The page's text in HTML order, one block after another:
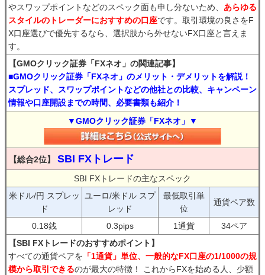
やスワップポイントなどのスペック面も申し分ないため、 あらゆる
スタイルのトレーダーにおすすめの口座です。取引環境の良さをF
X口座選びで優先するなら、選択肢から外せないFX口座と言えま
す。
【GMOクリック証券「FXネオ」の関連記事】
■GMOクリック証券「FXネオ」のメリット・デメリットを解説！
スプレッド、スワップポイントなどの他社との比較、キャンペーン
情報や口座開設までの時間、必要書類も紹介！
▼GMOクリック証券「FXネオ」▼
【総合2位】 SBI FXトレード
SBI FXトレードの主なスペック
米ドル/円 スプレッ
ド
ユーロ/米ドル スプ
レッド
最低取引単
位
通貨ペア数
0.18銭 0.3pips 1通貨
34ペア
【SBI FXトレードのおすすめポイント】
すべての通貨ペアを 「1通貨」単位、一般的なFX口座の1/1000の規
模から取引できるのが最大の特徴！ これからFXを始める人、少額